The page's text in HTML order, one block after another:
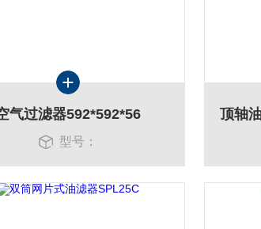
气过滤器592*592*56
型号：